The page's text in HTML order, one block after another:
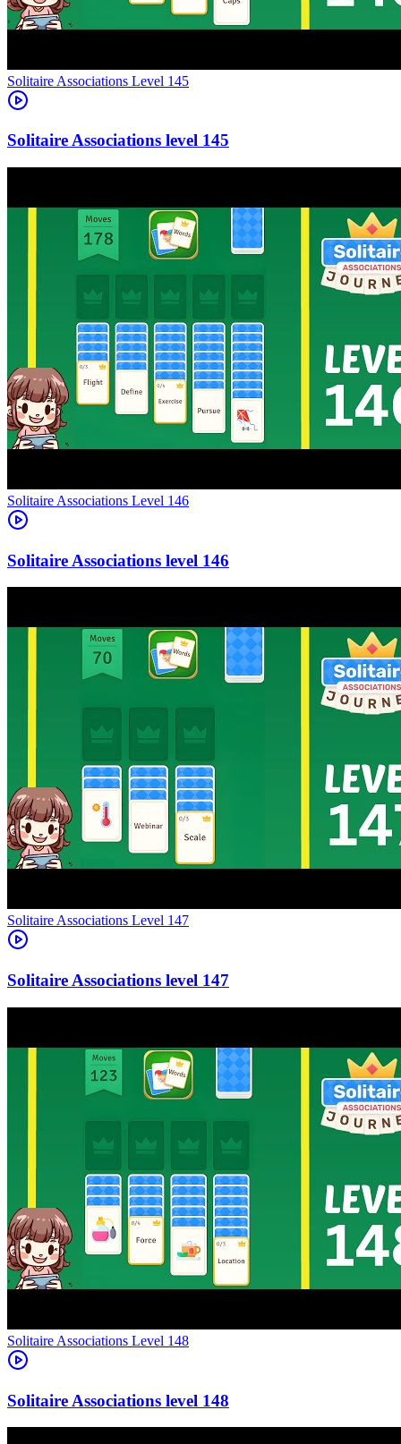
Level 145
145
Level 146
146
Level 147
147
Level 148
148